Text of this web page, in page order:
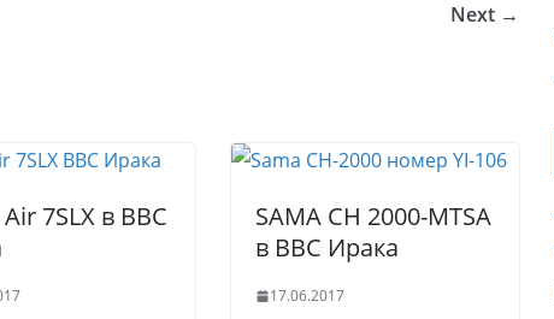
Next →
7SLX в ВВС
SAMA CH 2000-MTSA
в ВВС Ирака
17.06.2017